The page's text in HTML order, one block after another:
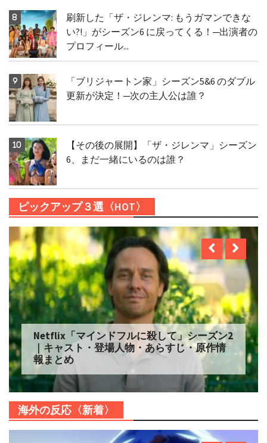
刷新した「ザ・ジレンマ: もうガマンできな
い?!」がシーズン6 に戻ってくる！─出演者の
プロフィール...
「ブリジャートン家」シーズン5&6 のダブル
更新が決定！─次の主人公は誰？
【その後の展開】「ザ・ジレンマ」シーズン
6、まだ一緒にいるのは誰？
ピックアップ３選〈HOT〉
Netflix「自由研究には向かない殺人」シー
ズン2 配信へ｜キャスト・登場人物・あらす
じ・原作情報まとめ
海外の反応〈新着〉